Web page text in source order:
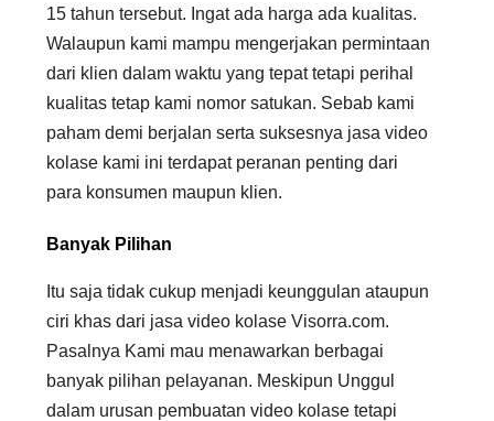
15 tahun tersebut. Ingat ada harga ada kualitas.
Walaupun kami mampu mengerjakan permintaan
dari klien dalam waktu yang tepat tetapi perihal
kualitas tetap kami nomor satukan. Sebab kami
paham demi berjalan serta suksesnya jasa video
kolase kami ini terdapat peranan penting dari
para konsumen maupun klien.
Banyak Pilihan
Itu saja tidak cukup menjadi keunggulan ataupun
ciri khas dari jasa video kolase Visorra.com.
Pasalnya Kami mau menawarkan berbagai
banyak pilihan pelayanan. Meskipun Unggul
dalam urusan pembuatan video kolase tetapi